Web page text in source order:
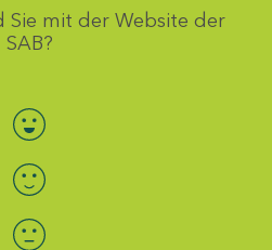
Sie mit der Website der
SAB?
Bewertung auswählen